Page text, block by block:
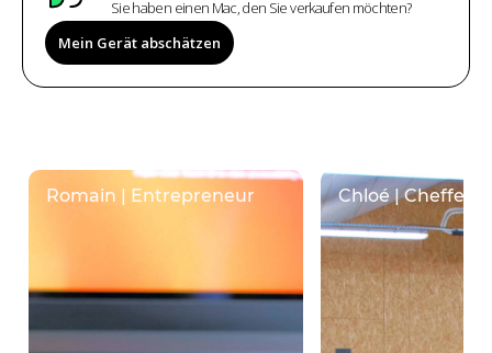
Sie haben einen Mac, den Sie verkaufen möchten?
Mein Gerät abschätzen